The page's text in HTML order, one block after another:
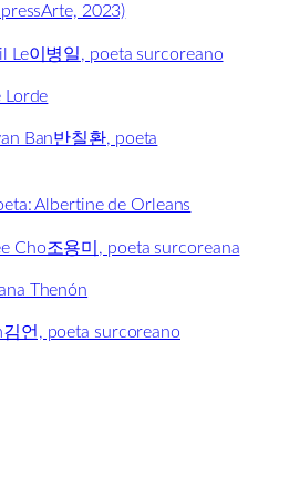
2023)
Le이병일, poeta surcoreano
Lorde
Ban반칠환, poeta
Albertine de Orleans
Cho조용미, poeta surcoreana
Thenón
언, poeta surcoreano